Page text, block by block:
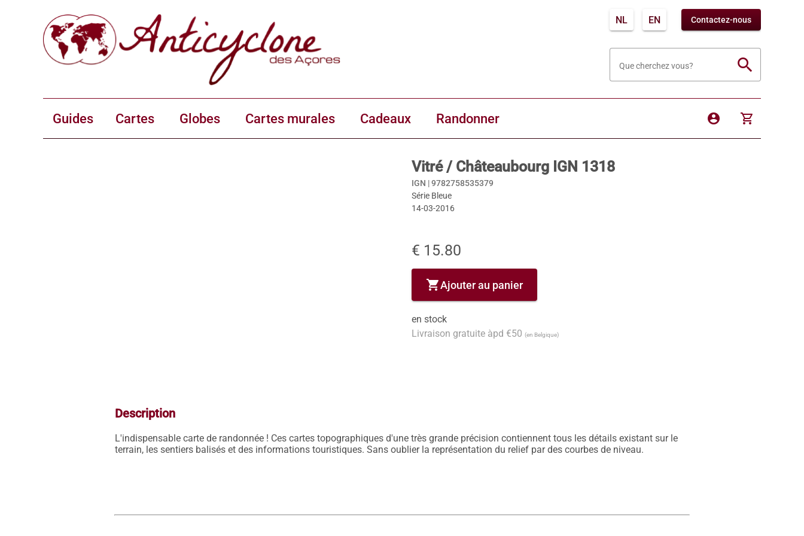
NL EN Contactez-nous
Que cherchez vous? search
Guides Cartes Globes Cartes murales Cadeaux Randonner account_circle shopping_cart
Vitré / Châteaubourg IGN 1318
IGN |9782758535379
Série Bleue
14-03-2016
€ 15.80
shopping_cartAjouter au panier
en stock
Livraison gratuite àpd €50 (en Belgique)
Description
L'indispensable carte de randonnée ! Ces cartes topographiques d'une très grande précision contiennent tous les détails existant sur le
terrain, les sentiers balisés et des informations touristiques. Sans oublier la représentation du relief par des courbes de niveau.